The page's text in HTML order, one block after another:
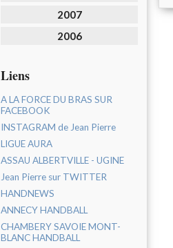
2007
2006
Liens
A LA FORCE DU BRAS SUR
FACEBOOK
INSTAGRAM de Jean Pierre
LIGUE AURA
ASSAU ALBERTVILLE - UGINE
Jean Pierre sur TWITTER
HANDNEWS
ANNECY HANDBALL
CHAMBERY SAVOIE MONT-
BLANC HANDBALL